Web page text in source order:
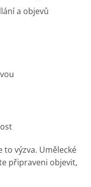
a objevů
to výzva. Umělecké
připraveni objevit,